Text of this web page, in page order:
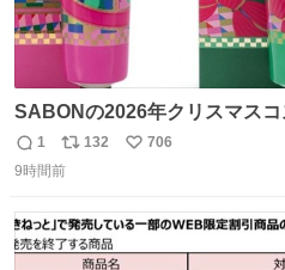
SABONの2026年クリスマス
ティーの香り」限定ボディス
fashion-press.net/news/149659
返
信
1
リ
ポ
ト
数
132
い
数
706
9時間前